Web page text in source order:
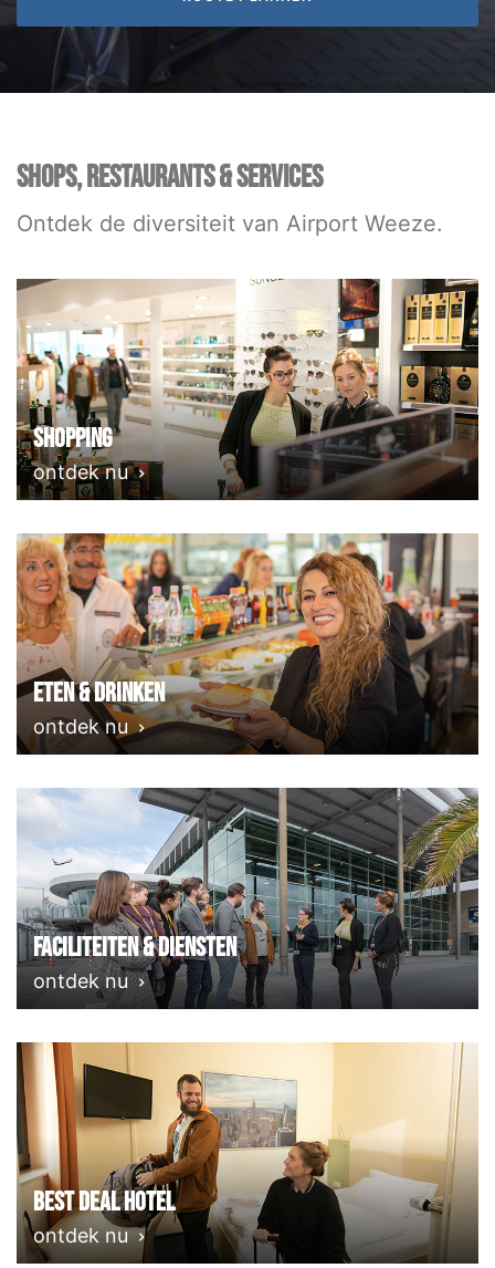
SHOPS, RESTAURANTS & SERVICES
Ontdek de diversiteit van Airport Weeze.
Shopping
ontdek nu
Eten & Drinken
ontdek nu
Faciliteiten & Diensten
ontdek nu
Best deal Hotel
ontdek nu